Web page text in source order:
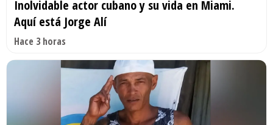
Inolvidable actor cubano y su vida en Miami.
Aquí está Jorge Alí
Hace 3 horas